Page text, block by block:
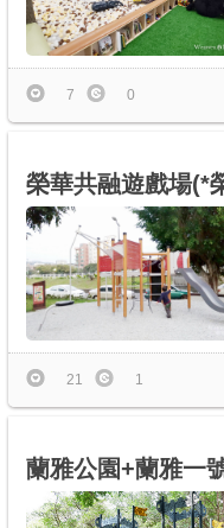
7 0
榮華共融遊戲場(*
21 1
蘭雅公園+蘭雅一